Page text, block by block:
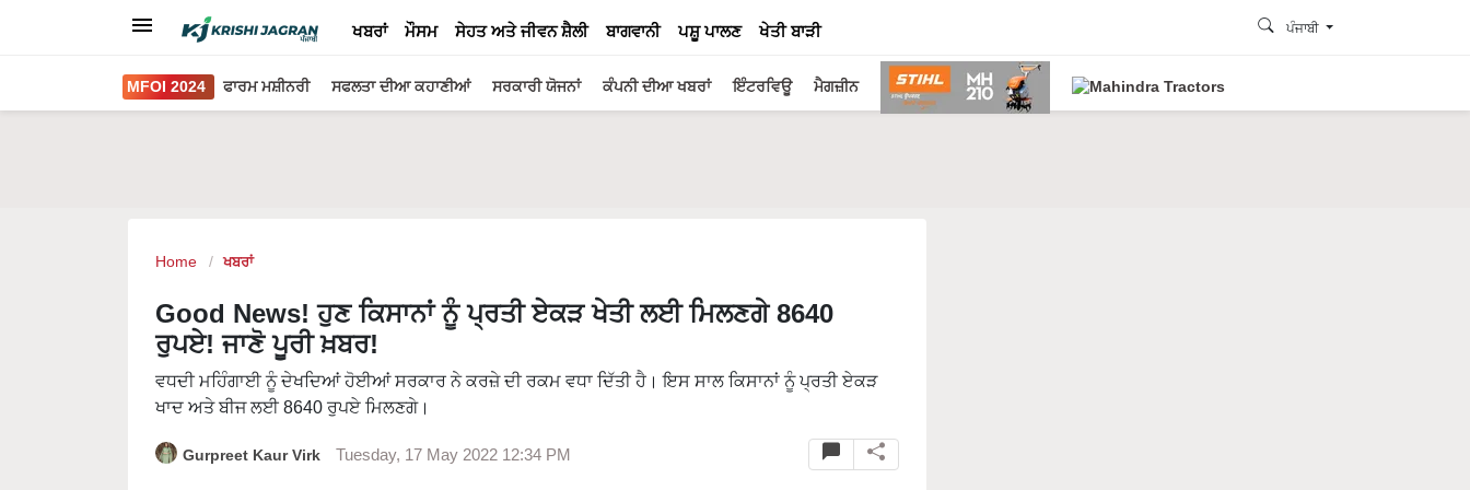
ਖਬਰਾਂ ਮੌਸਮ ਸੇਹਤ ਅਤੇ ਜੀਵਨ ਸ਼ੈਲੀ ਬਾਗਵਾਨੀ ਪਸ਼ੂ ਪਾਲਣ ਖੇਤੀ ਬਾੜੀ ਪੰਜਾਬੀ
MFOI 2024 ਫਾਰਮ ਮਸ਼ੀਨਰੀ ਸਫਲਤਾ ਦੀਆ ਕਹਾਣੀਆਂ ਸਰਕਾਰੀ ਯੋਜਨਾਂ ਕੰਪਨੀ ਦੀਆ ਖਬਰਾਂ ਇੰਟਰਵਿਊ ਮੈਗਜ਼ੀਨ
Home ਖਬਰਾਂ
Good News! ਹੁਣ ਕਿਸਾਨਾਂ ਨੂੰ ਪ੍ਰਤੀ ਏਕੜ ਖੇਤੀ ਲਈ ਮਿਲਣਗੇ 8640
ਰੁਪਏ! ਜਾਣੋ ਪੂਰੀ ਖ਼ਬਰ!
ਵਧਦੀ ਮਹਿੰਗਾਈ ਨੂੰ ਦੇਖਦਿਆਂ ਹੋਈਆਂ ਸਰਕਾਰ ਨੇ ਕਰਜ਼ੇ ਦੀ ਰਕਮ ਵਧਾ ਦਿੱਤੀ ਹੈ। ਇਸ ਸਾਲ ਕਿਸਾਨਾਂ ਨੂੰ ਪ੍ਰਤੀ ਏਕੜ
ਖਾਦ ਅਤੇ ਬੀਜ ਲਈ 8640 ਰੁਪਏ ਮਿਲਣਗੇ।
Gurpreet Kaur Virk Tuesday, 17 May 2022 12:34 PM